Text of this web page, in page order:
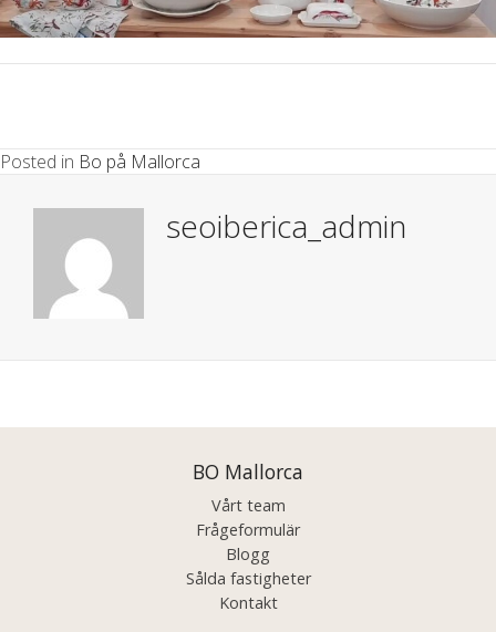
Posted in Bo på Mallorca
seoiberica_admin
navigation
BO Mallorca
Vårt team
Frågeformulär
Blogg
Sålda fastigheter
Kontakt